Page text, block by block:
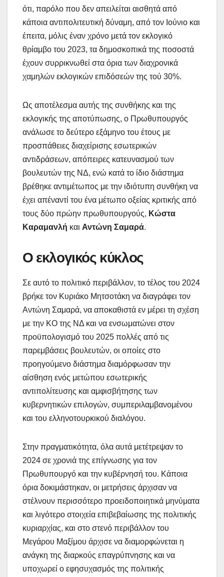
ότι, παρόλο που δεν απειλείται αισθητά από
κάποια αντιπολιτευτική δύναμη, από τον Ιούνιο και
έπειτα, μόλις έναν χρόνο μετά τον εκλογικό
θρίαμβο του 2023, τα δημοσκοπικά της ποσοστά
έχουν συρρικνωθεί στα όρια των διαχρονικά
χαμηλών εκλογικών επιδόσεών της τού 30%.
Ως αποτέλεσμα αυτής της συνθήκης και της
εκλογικής της αποτύπωσης, ο Πρωθυπουργός
ανάλωσε το δεύτερο εξάμηνο του έτους με
προσπάθειες διαχείρισης εσωτερικών
αντιδράσεων, απόπειρες κατευνασμού των
βουλευτών της ΝΔ, ενώ κατά το ίδιο διάστημα
βρέθηκε αντιμέτωπος με την ιδιότυπη συνθήκη να
έχει απέναντί του ένα μέτωπο οξείας κριτικής από
τους δύο πρώην πρωθυπουργούς, Κώστα
Καραμανλή και Αντώνη Σαμαρά.
Ο εκλογικός κύκλος
Σε αυτό το πολιτικό περιβάλλον, το τέλος του 2024
βρήκε τον Κυριάκο Μητσοτάκη να διαγράφει τον
Αντώνη Σαμαρά, να αποκαθιστά εν μέρει τη σχέση
με την ΚΟ της ΝΔ και να ενσωματώνει στον
προϋπολογισμό του 2025 πολλές από τις
παρεμβάσεις βουλευτών, οι οποίες στο
προηγούμενο διάστημα διαμόρφωσαν την
αίσθηση ενός μετώπου εσωτερικής
αντιπολίτευσης και αμφισβήτησης των
κυβερνητικών επιλογών, συμπεριλαμβανομένου
και του ελληνοτουρκικού διαλόγου.
Στην πραγματικότητα, όλα αυτά μετέτρεψαν το
2024 σε χρονιά της επίγνωσης για τον
Πρωθυπουργό και την κυβέρνησή του. Κάποια
όρια δοκιμάστηκαν, οι μετρήσεις άρχισαν να
στέλνουν περισσότερο προειδοποιητικά μηνύματα
και λιγότερο στοιχεία επιβεβαίωσης της πολιτικής
κυριαρχίας, και στο στενό περιβάλλον του
Μεγάρου Μαξίμου άρχισε να διαμορφώνεται η
ανάγκη της διαρκούς επαγρύπνησης και να
υποχωρεί ο εφησυχασμός της πολιτικής